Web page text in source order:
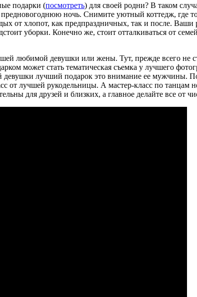
подарки (посмотреть) для своей родни? В таком
ночь. Снимите уютный коттедж, где
от хлопот, как предпраздничных, так и после.
уборки. Конечно же, стоит отталкиваться от
любимой девушки или жены. Тут, прежде всего не
может стать тематическая съемка у лучшего
девушки лучший подарок это внимание ее мужчины.
от лучшей рукодельницы. А мастер-класс по
для друзей и близких, а главное делайте все от